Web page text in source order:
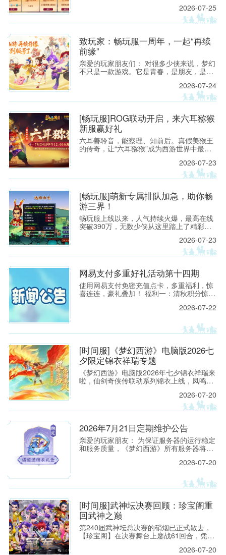
鱼岛】先是凭借一手精妙的打蓝阵容拿下赛
点，后又通过“三攻”阵容打穿【曲阜孔庙】
防线，以总比分2：0的成绩挺进决赛。
2026-07-25
致玩家：畅玩服一周年，一起“再续
前缘”
亲爱的玩家朋友们： 对很多少侠来说，梦幻
不只是一款游戏。它是青春，是朋友，是一
2026-07-24
[畅玩服]ROG联动开启，来六耳猕猴
新服赢好礼
六耳善聆音，能察理、知前后。真假美猴王
的传奇，让“六耳猕猴”成为西游世界中最令
2026-07-23
[畅玩服]萌新专属排队加急，助你畅
游三界！
畅玩服上线以来，人气持续火爆，最高在线
突破390万，无数少侠从这里踏上了精彩的
西游之旅！ 如今，越来越多新朋友，也想亲
自踏入三界，开启属于自己的梦幻征程。
2026-07-23
网易支付多重好礼活动第十四期
使用网易支付免密充值点卡，多重福利，惊
喜连连，豪礼叠加！ 福利一：清秋积分惊喜
年9月8日8:00 活动范围： 开服时间＞30天
2026-07-22
[时间服]《梦幻西游》电脑版2026七
夕限定锦衣祥瑞专题
《梦幻西游》电脑版2026年七夕锦衣祥瑞来
啦，仙剑奇侠传联动系列锦衣上线，凤鸣于
2026-07-20
2026年7月21日定期维护公告
亲爱的玩家朋友： 为保证服务器的运行稳定
和服务质量，《梦幻西游》所有服务器将于
行的维护工作。预计维护时间为上午8:00至
戏时间，以免造成不必要的损失。
2026-07-20
[时间服]武神坛决赛回顾：珍宝阁重
回武神之巅
第240届武神坛总决赛的硝烟已正式散去，
【珍宝阁】在决赛舞台上鏖战61回合，凭借
克强敌【紫禁城】，再度捧起武神坛冠军奖
2026-07-20